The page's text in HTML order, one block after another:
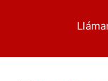
Buscar